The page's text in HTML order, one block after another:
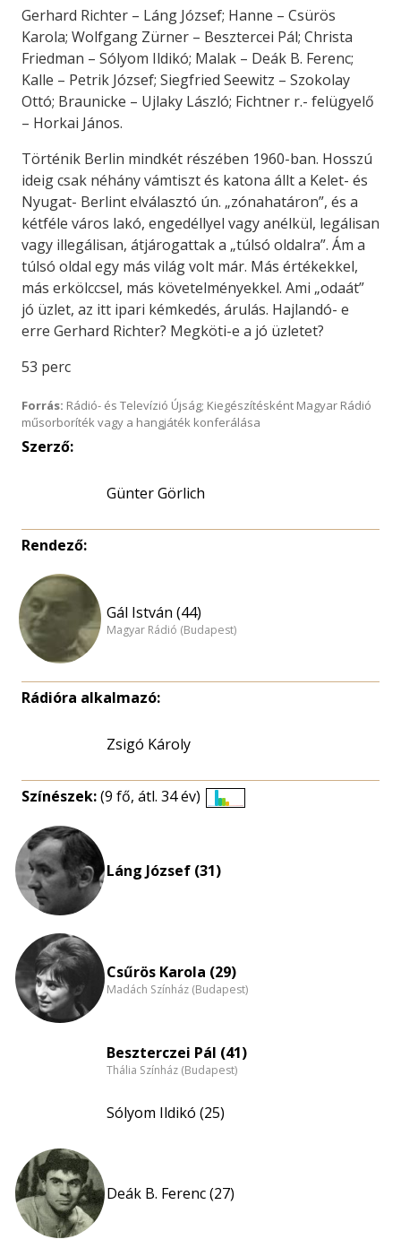
Gerhard Richter – Láng József; Hanne – Csürös
Karola; Wolfgang Zürner – Besztercei Pál; Christa
Friedman – Sólyom Ildikó; Malak – Deák B. Ferenc;
Kalle – Petrik József; Siegfried Seewitz – Szokolay
Ottó; Braunicke – Ujlaky László; Fichtner r.- felügyelő
– Horkai János.
Történik Berlin mindkét részében 1960-ban. Hosszú
ideig csak néhány vámtiszt és katona állt a Kelet- és
Nyugat- Berlint elválasztó ún. „zónahatáron”, és a
kétféle város lakó, engedéllyel vagy anélkül, legálisan
vagy illegálisan, átjárogattak a „túlsó oldalra”. Ám a
túlsó oldal egy más világ volt már. Más értékekkel,
más erkölccsel, más követelményekkel. Ami „odaát”
jó üzlet, az itt ipari kémkedés, árulás. Hajlandó- e
erre Gerhard Richter? Megköti-e a jó üzletet?
53 perc
Forrás: Rádió- és Televízió Újság; Kiegészítésként Magyar Rádió
műsorboríték vagy a hangjáték konferálása
Szerző:
Günter Görlich
Rendező:
Gál István (44)
Magyar Rádió (Budapest)
Rádióra alkalmazó:
Zsigó Károly
Színészek:(9 fő, átl. 34 év)
Láng József (31)
Csűrös Karola (29)
Madách Színház (Budapest)
Beszterczei Pál (41)
Thália Színház (Budapest)
Sólyom Ildikó (25)
Deák B. Ferenc (27)